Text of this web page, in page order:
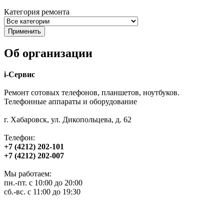
Категория ремонта
Об организации
i-Сервис
Ремонт сотовых телефонов, планшетов, ноутбуков.
Телефонные аппараты и оборудование
г. Хабаровск, ул. Дикопольцева, д. 62
Телефон:
+7 (4212) 202-101
+7 (4212) 202-007
Мы работаем:
пн.-пт. с 10:00 до 20:00
сб.-вс. с 11:00 до 19:30